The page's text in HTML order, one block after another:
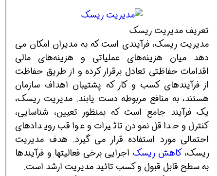
تعریف مدیریت ریسک
مدیریت ریسک، فرآیندی است که به مدیران امکان می
دهد میان هزینه‌های عملیاتی و هزینه‌های مالی
اقدامات حفاظتی تعادل برقرار کرده و از طریق حفاظت
از فرآیندهای کسب و کار که پشتیبان اهداف سازمان
هستند، به منافع مربوطه دست یابند. مدیریت ریسک،
یک فرآیند جامع است که بمنظور تعیین، شناسایی،
کنترل و حداقل نمودن تاثیرات و عواقب رویدادهای
احتمالی مورد استفاده قرار می گیرد. هدف مدیریت
ریسک، کاهش ریسک اجرایی برخی فعالیتها و فرآیندها
به سطح قابل قبول و کسب تائید مدیریت ارشد است.